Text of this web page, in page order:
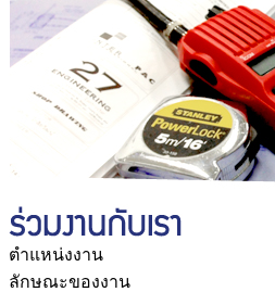
ตำแหน่งงาน
ลักษณะของงาน